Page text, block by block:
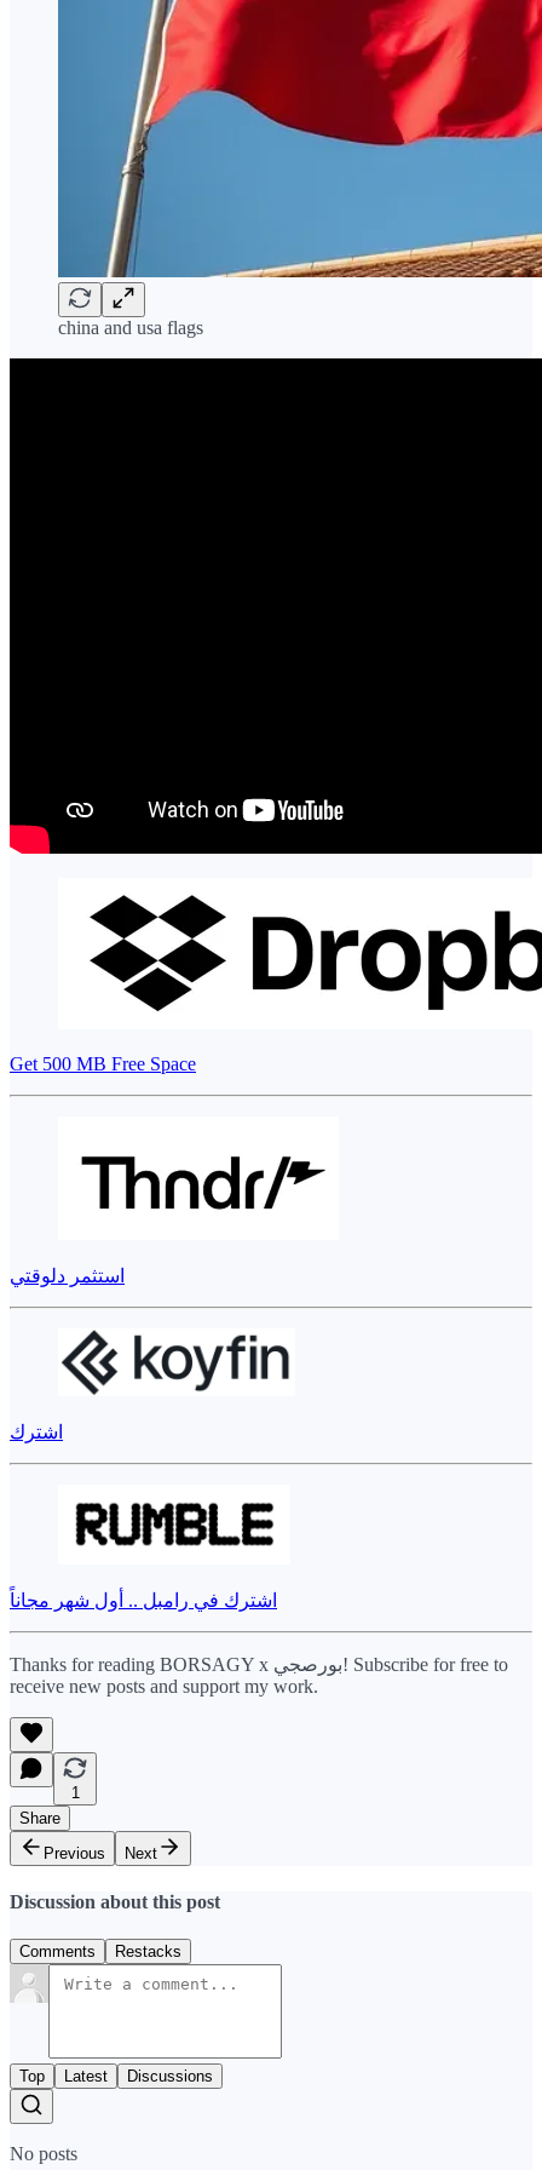
china and usa flags
Get 500 MB Free Space
استثمر دلوقتي
اشترك
اشترك في رامبل .. أول شهر مجاناً
Thanks for reading BORSAGY x بورصجي! Subscribe for free to
receive new posts and support my work.
1
Share
Previous
Next
Discussion about this post
Comments Restacks
Top Latest Discussions
No posts